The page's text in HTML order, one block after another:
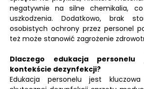
negatywnie na silne chemikalia,
uszkodzenia. Dodatkowo, brak
osobistych ochrony przez personel
też może stanowić zagrożenie
Dlaczego edukacja
kontekście dezynfekcji?
Edukacja personelu jest